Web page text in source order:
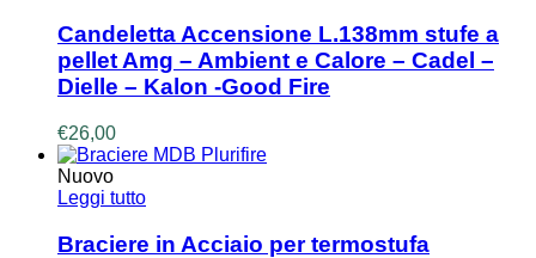
Candeletta Accensione L.138mm stufe a
pellet Amg – Ambient e Calore – Cadel –
Dielle – Kalon -Good Fire
€26,00
Nuovo
Leggi tutto
Braciere in Acciaio per termostufa